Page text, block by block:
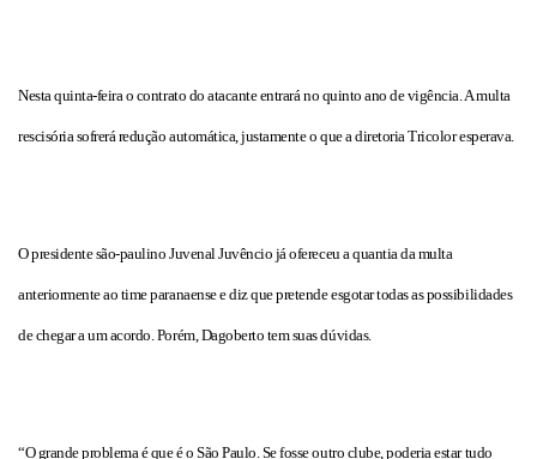
Nesta quinta-feira o contrato do atacante entrará no quinto ano de vigência. A multa
rescisória sofrerá redução automática, justamente o que a diretoria Tricolor esperava.
O presidente são-paulino Juvenal Juvêncio já ofereceu a quantia da multa
anteriormente ao time paranaense e diz que pretende esgotar todas as possibilidades
de chegar a um acordo. Porém, Dagoberto tem suas dúvidas.
“O grande problema é que é o São Paulo. Se fosse outro clube, poderia estar tudo